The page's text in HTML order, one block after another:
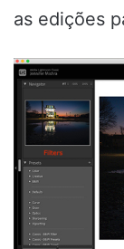
as edições